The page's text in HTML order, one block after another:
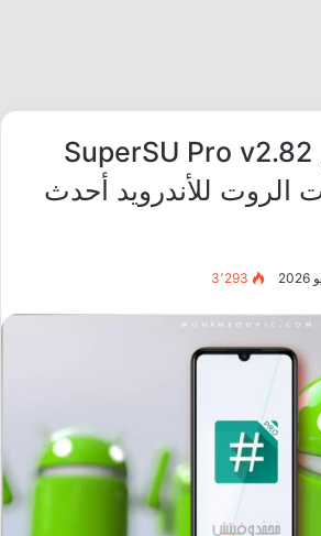
تحميل تطبيق SuperSU Pro v2.82
الروت للأندرويد أحدث
3٬293